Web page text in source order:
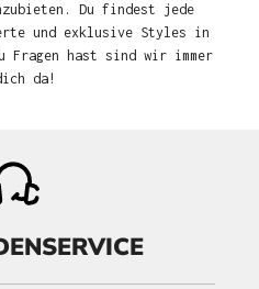
Du findest jede
und exklusive Styles in
Fragen hast sind wir immer
da!